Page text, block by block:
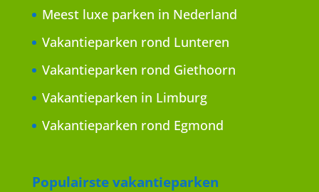
Meest luxe parken in Nederland
Vakantieparken rond Lunteren
Vakantieparken rond Giethoorn
Vakantieparken in Limburg
Vakantieparken rond Egmond
Populairste vakantieparken